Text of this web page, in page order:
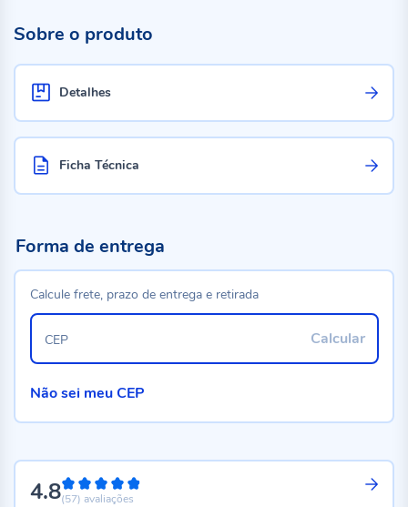
Sobre o produto
Detalhes
Ficha Técnica
4.896%
(57) avaliações
Forma de entrega
Calcule frete, prazo de entrega e retirada
Calcular
CEP
Não sei meu CEP